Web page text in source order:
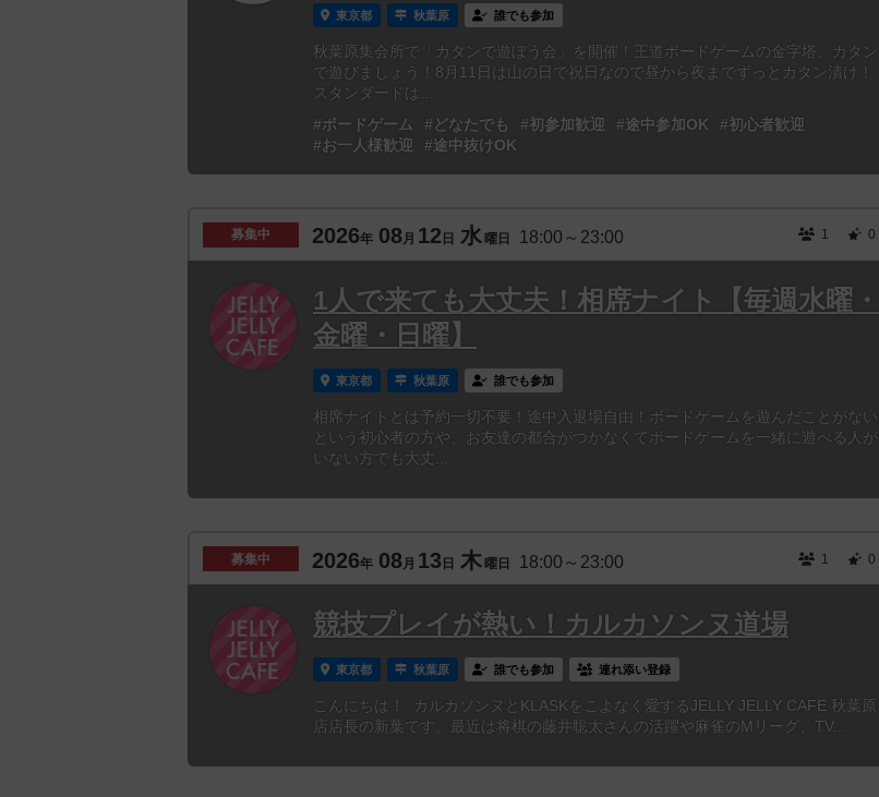
東京都 秋葉原 誰でも参加
秋葉原集会所で「カタンで遊ぼう会」を開催！王道ボードゲームの金字塔、カタン
で遊びましょう！8月11日は山の日で祝日なので昼から夜までずっとカタン漬け！
スタンダードは...
#ボードゲーム
#どなたでも #初参加歓迎 #途中参加OK
#初心者歓迎
#お一人様歓迎
#途中抜けOK
募集中 2026年 08月 12 日 水 曜日 18:00～23:00 1 0
1人で来ても大丈夫！相席ナイト【毎週水曜・
金曜・日曜】
東京都 秋葉原 誰でも参加
相席ナイトとは予約一切不要！途中入退場自由！ボードゲームを遊んだことがない
という初心者の方や、お友達の都合がつかなくてボードゲームを一緒に遊べる人が
いない方でも大丈...
募集中 2026年 08 月 13 日 木 曜日 18:00～23:00 1 0
競技プレイが熱い！カルカソンヌ道場
東京都 秋葉原 誰でも参加 連れ添い登録
こんにちは！ カルカソンヌとKLASKをこよなく愛するJELLY JELLY CAFE 秋葉原
店店長の新葉です。最近は将棋の藤井聡太さんの活躍や麻雀のMリーグ、TV...